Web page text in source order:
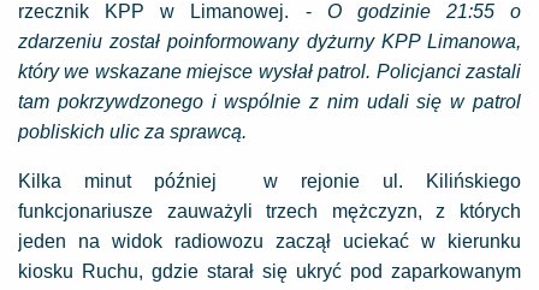
rzecznik KPP w Limanowej. - O godzinie 21:55 o
zdarzeniu został poinformowany dyżurny KPP Limanowa,
który we wskazane miejsce wysłał patrol. Policjanci zastali
tam pokrzywdzonego i wspólnie z nim udali się w patrol
pobliskich ulic za sprawcą.
Kilka minut później w rejonie ul. Kilińskiego
funkcjonariusze zauważyli trzech mężczyzn, z których
jeden na widok radiowozu zaczął uciekać w kierunku
kiosku Ruchu, gdzie starał się ukryć pod zaparkowanym